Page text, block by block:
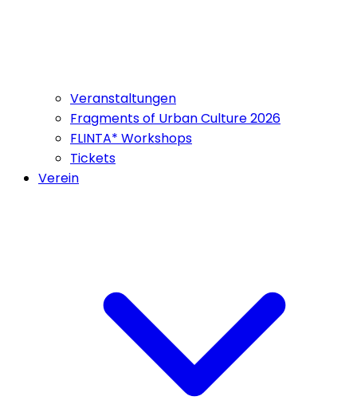
Veranstaltungen
Fragments of Urban Culture 2026
FLINTA* Workshops
Tickets
Verein